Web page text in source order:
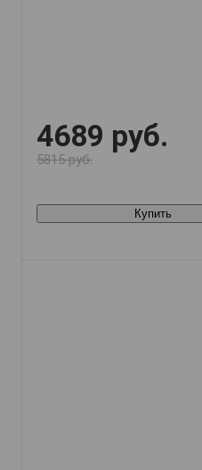
4689 руб.
5815 руб.
Купить